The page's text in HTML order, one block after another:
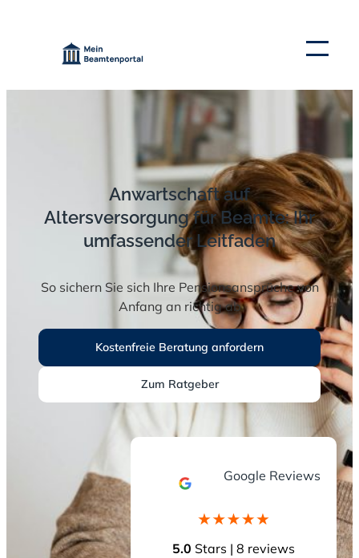
Anwartschaft auf
Altersversorgung für Beamte: Ihr
umfassender Leitfaden
So sichern Sie sich Ihre Pensionsansprüche von
Anfang an richtig ab
Kostenfreie Beratung anfordern
Zum Ratgeber
Google Reviews
5.0 Stars | 8 reviews